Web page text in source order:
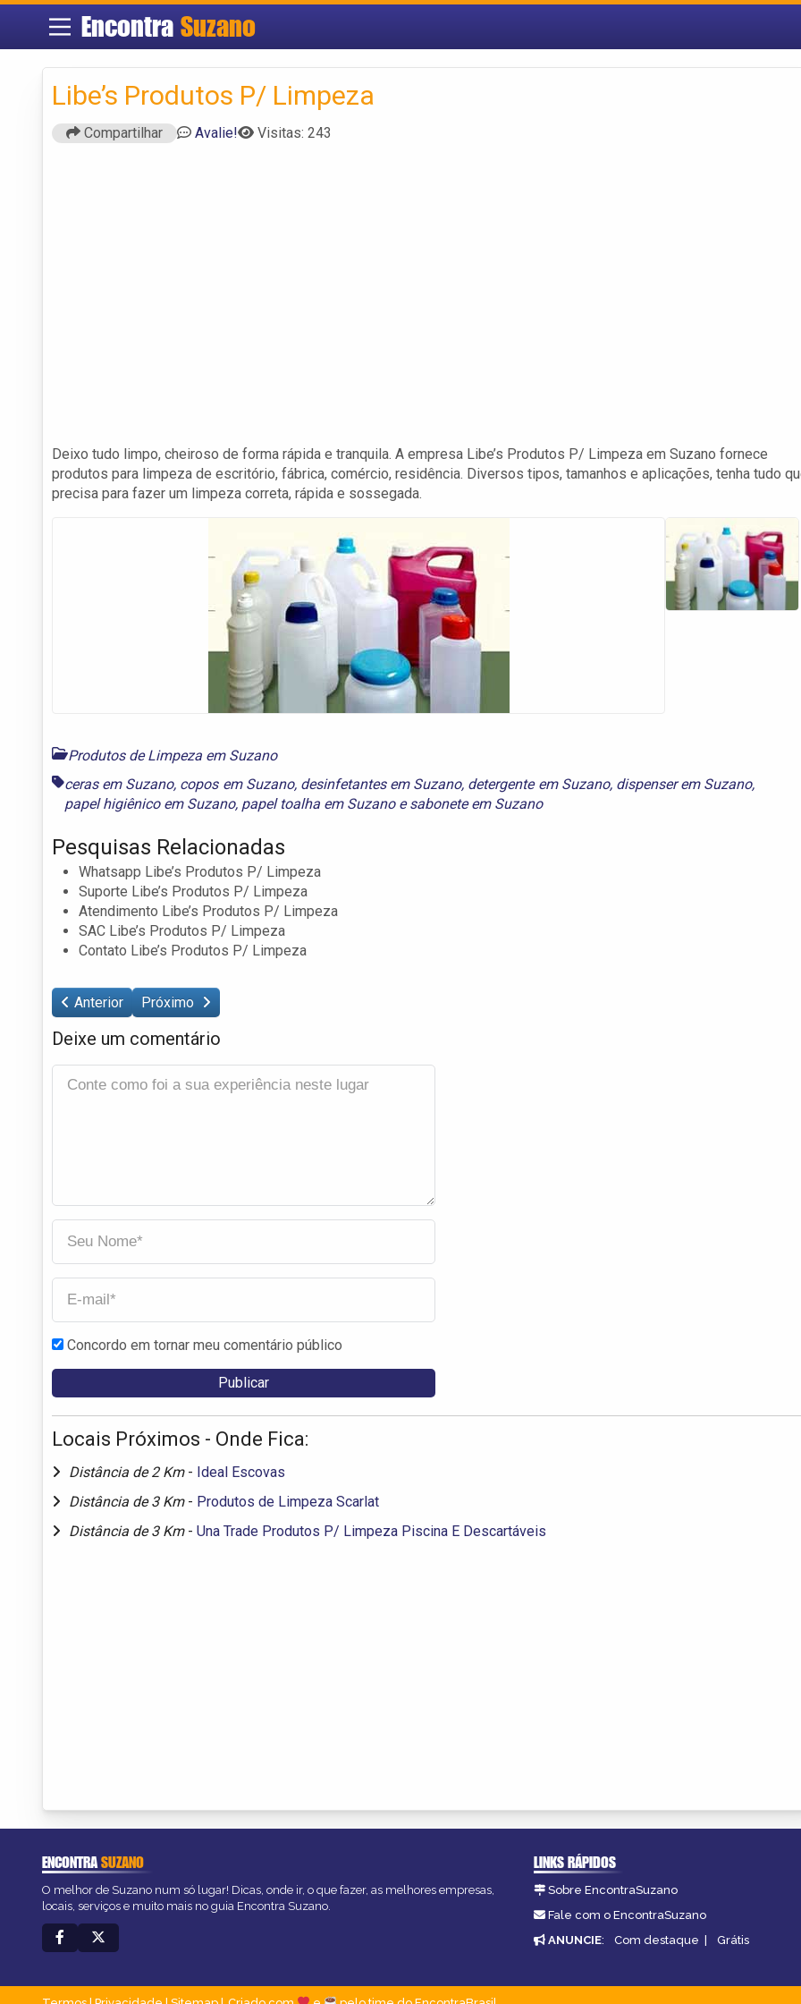
Encontra Suzano
Libe’s Produtos P/ Limpeza
Compartilhar Avalie! Visitas: 243
Deixo tudo limpo, cheiroso de forma rápida e tranquila. A empresa Libe’s Produtos P/ Limpeza em Suzano fornece
produtos para limpeza de escritório, fábrica, comércio, residência. Diversos tipos, tamanhos e aplicações, tenha tudo
precisa para fazer um limpeza correta, rápida e sossegada.
Produtos de Limpeza em Suzano
ceras em Suzano, copos em Suzano, desinfetantes em Suzano, detergente em Suzano, dispenser em Suzano,
papel higiênico em Suzano, papel toalha em Suzanoesabonete em Suzano
Pesquisas Relacionadas
Whatsapp Libe’s Produtos P/ Limpeza
Suporte Libe’s Produtos P/ Limpeza
Atendimento Libe’s Produtos P/ Limpeza
SAC Libe’s Produtos P/ Limpeza
Contato Libe’s Produtos P/ Limpeza
Anterior Próximo
Deixe um comentário
Concordo em tornar meu comentário público
Locais Próximos - Onde Fica:
Distância de 2 Km - Ideal Escovas
Distância de 3 Km - Produtos de Limpeza Scarlat
Distância de 3 Km - Una Trade Produtos P/ Limpeza Piscina E Descartáveis
ENCONTRASUZANO
O melhor de Suzano num só lugar! Dicas, onde ir, o que fazer, as melhores empresas,
locais, serviços e muito mais no guia Encontra Suzano.
LINKS RÁPIDOS
Sobre EncontraSuzano
Fale com o EncontraSuzano
ANUNCIE: Com destaque | Grátis